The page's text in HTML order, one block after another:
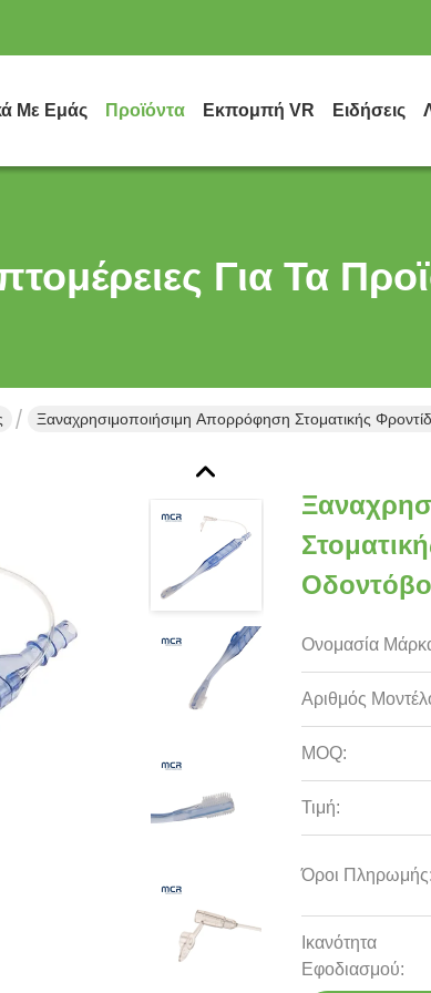
Με Εμάς Προϊόντα Εκπομπή VR Ειδήσεις
Για Τα
Ξαναχρησιμοποιήσιμη Απορρόφηση Στοματικής
Ονομασία
Αριθμός
MOQ:
Τιμή:
Όροι Πληρωμής:
Ικανότητα
Εφοδιασμού: